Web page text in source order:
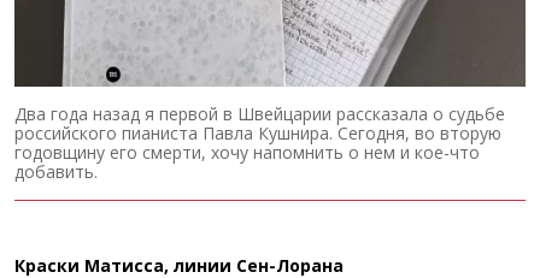
Два года назад я первой в Швейцарии рассказала о судьбе
российского пианиста Павла Кушнира. Сегодня, во вторую
годовщину его смерти, хочу напомнить о нем и кое-что
добавить.
Краски Матисса, линии Сен-Лорана